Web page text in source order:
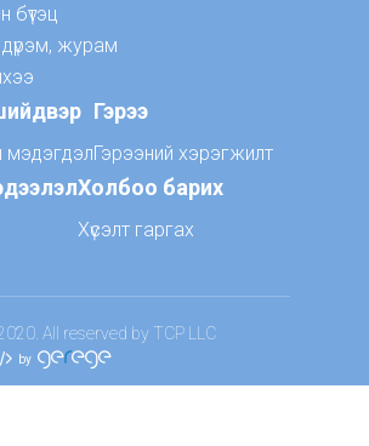
бүтэц
журам
мэдэгдэл
Гэрээ
Гэрээний хэрэгжилт
Холбоо барих
Хүсэлт гаргах
All reserved by TCP LLC
by